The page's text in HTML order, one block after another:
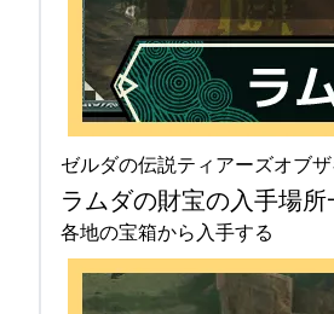
ゼルダの伝説ティアーズオブ
ラムダの財宝の入手場所
各地の宝箱から入手する